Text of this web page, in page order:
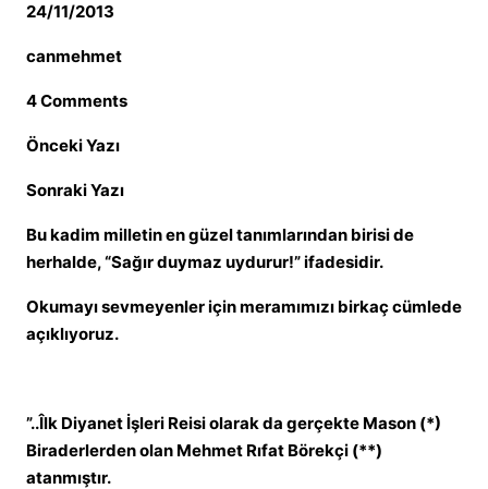
24/11/2013
canmehmet
4 Comments
Önceki Yazı
Sonraki Yazı
Bu kadim milletin en güzel tanımlarından birisi de
herhalde, “Sağır duymaz uydurur!” ifadesidir.
Okumayı sevmeyenler için meramımızı birkaç cümlede
açıklıyoruz.
”..Îlk Diyanet İşleri Reisi olarak da gerçekte Mason (*)
Biraderlerden olan Mehmet Rıfat Börekçi (**)
atanmıştır.